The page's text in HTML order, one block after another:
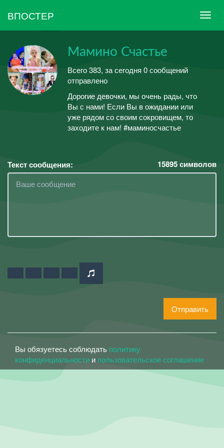
ВПОСТЕР
Мамино Счастье
Всего 383, за сегодня 0 сообщений
отправлено
Дорогие девочки, мы очень рады, что
Вы с нами! Если Вы в ожидании или
уже рядом со своим сокровищем, то
заходите к нам! #маминосчастье
Текст сообщения: 15895символов
Отправить
Вы обязуетесь соблюдать политику
конфиденциальности и пользовательское соглашение